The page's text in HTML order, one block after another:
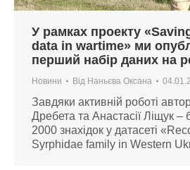
У рамках проекту
data in wartime» ми
перший набір даних на
Новини Від Наньєва Оксана
Завдяки активній роботі
Дребета та Анастасії Ліщук –
2000 знахідок у датасеті
Syrphidae family in Western